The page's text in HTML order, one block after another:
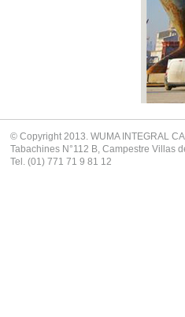
© Copyright 2013. WUMA INTEGRAL
Tabachines N°112 B, Campestre Villas
Tel. (01) 771 71 9 81 12